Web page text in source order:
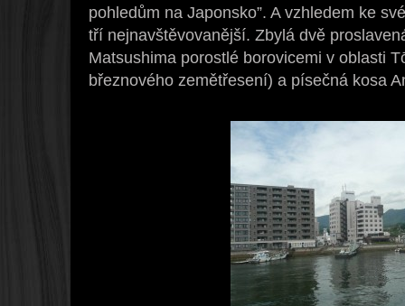
pohledům na Japonsko”. A vzhledem ke
tří nejnavštěvovanější. Zbylá dvě
Matsushima porostlé borovicemi v oblasti
březnového zemětřesení) a písečná kosa